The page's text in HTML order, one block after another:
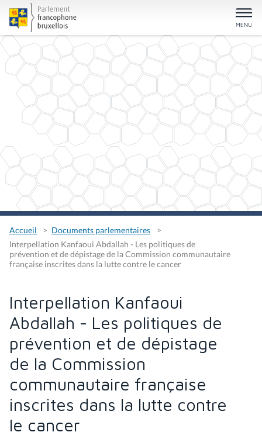
Accueil
Documents parlementaires
Interpellation Kanfaoui Abdallah - Les politiques de
prévention et de dépistage de la Commission communautaire
française inscrites dans la lutte contre le cancer
Interpellation Kanfaoui
Abdallah - Les politiques de
prévention et de dépistage
de la Commission
communautaire française
inscrites dans la lutte contre
le cancer